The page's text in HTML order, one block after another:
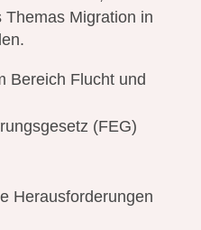
Migration in
Bereich Flucht und
(FEG)
Herausforderungen